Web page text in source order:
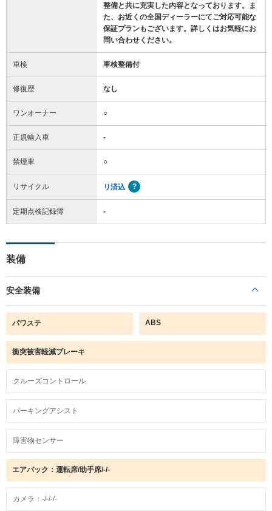
整備と共に充実した内容となっております。ま
た、お近くの全国ディーラーにてご対応可能な
保証プランもございます。詳しくはお気軽にお
問い合わせください。
車検 車検整備付
修復歴 なし
ワンオーナー ○
正規輸入車 -
禁煙車 ○
リサイクル リ済込
定期点検記録簿 -
装備
安全装備
パワステ ABS
衝突被害軽減ブレーキ
クルーズコントロール
パーキングアシスト
障害物センサー
エアバック：運転席/助手席/-/-
カメラ：-/-/-/-